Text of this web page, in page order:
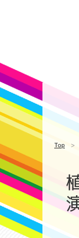
Top